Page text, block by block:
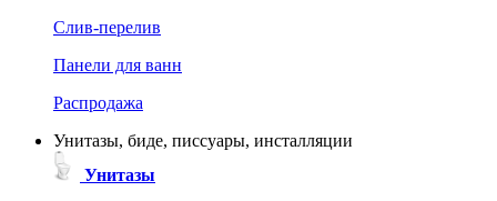
Слив-перелив
Панели для ванн
Распродажа
Унитазы, биде, писсуары, инсталляции
Унитазы